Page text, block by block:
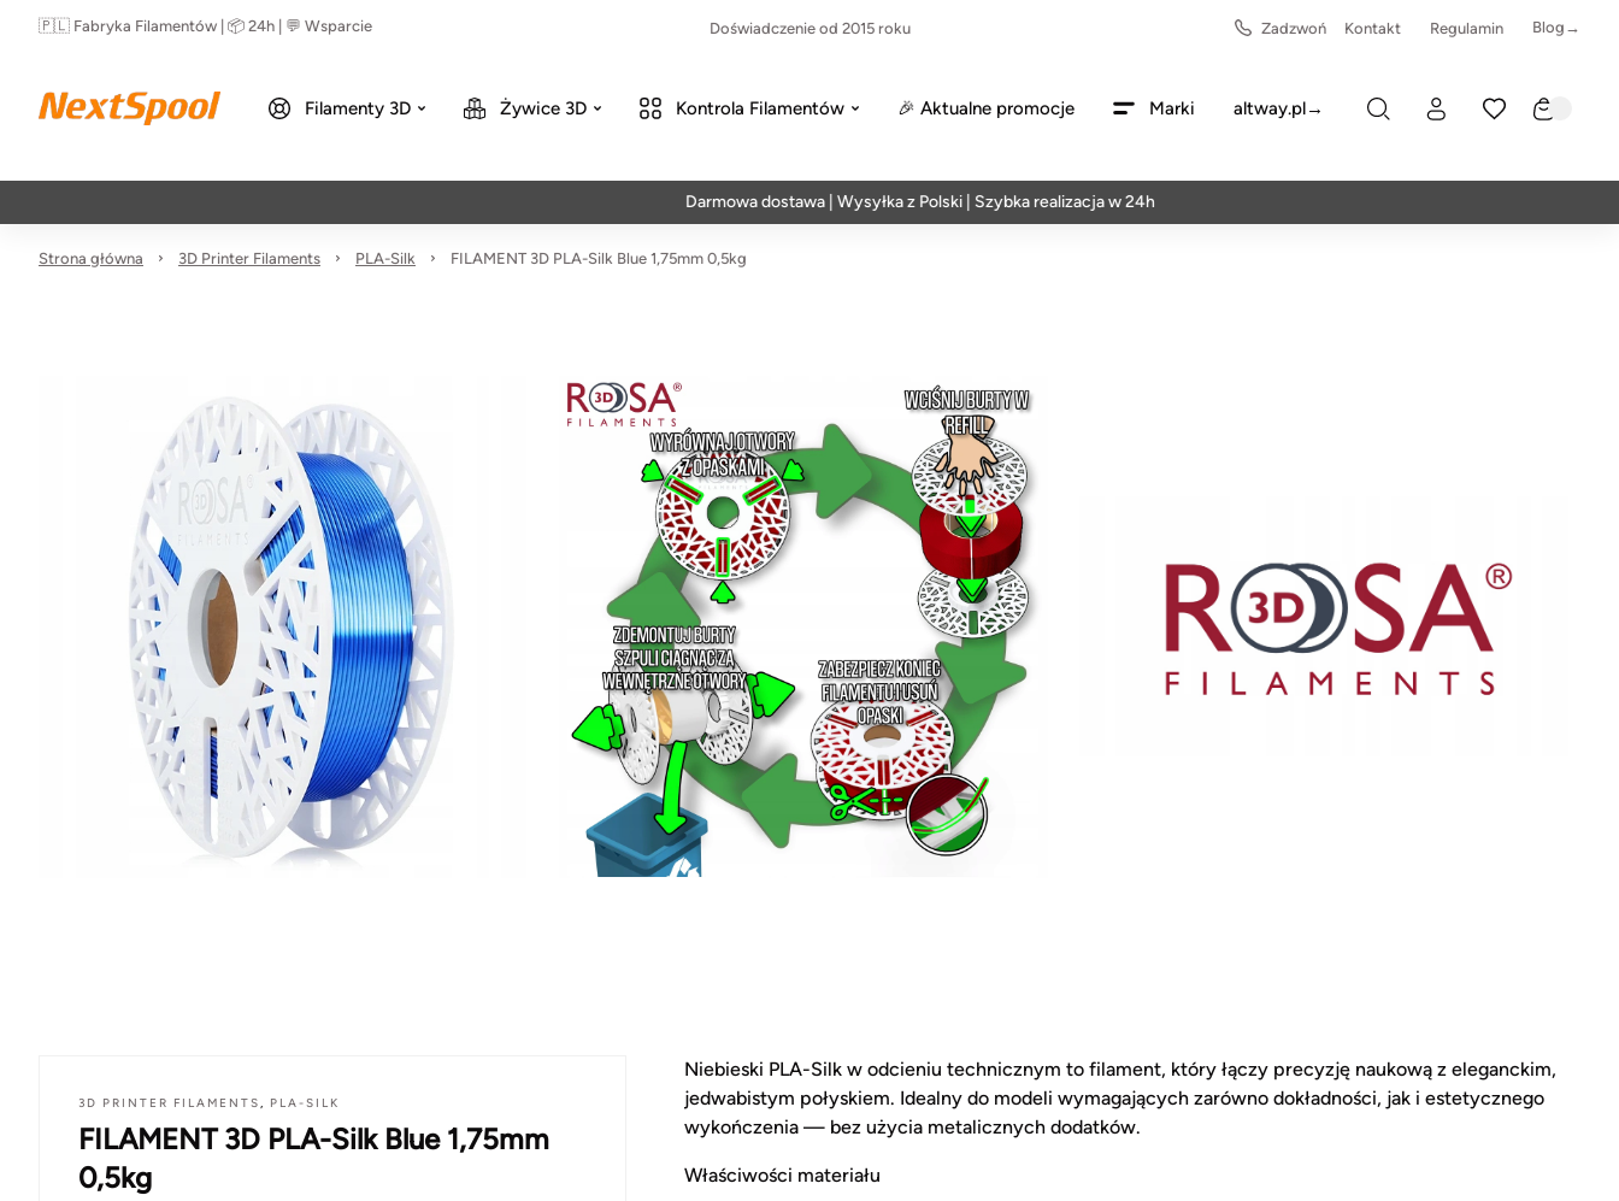
🇵🇱 Fabryka Filamentów | 📦 24h | 💬 Wsparcie Doświadczenie od 2015 roku Zadzwoń Kontakt Regulamin Blog→
Filamenty 3D Żywice 3D Kontrola Filamentów 🎉 Aktualne promocje Marki altway.pl→
Darmowa dostawa | Wysyłka z Polski | Szybka realizacja w 24h
Strona główna 3D Printer Filaments PLA-Silk FILAMENT 3D PLA-Silk Blue 1,75mm 0,5kg
3D PRINTER FILAMENTS, PLA-SILK
FILAMENT 3D PLA-Silk Blue 1,75mm
0,5kg
Niebieski PLA-Silk w odcieniu technicznym to filament, który łączy precyzję naukową z eleganckim,
jedwabistym połyskiem. Idealny do modeli wymagających zarówno dokładności, jak i estetycznego
wykończenia — bez użycia metalicznych dodatków.
Właściwości materiału